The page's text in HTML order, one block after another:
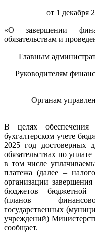
от 1 декабря
«О завершении
обязательствам и
Главным
Руководителям
Органам
В целях
бухгалтерском учете
2025 год достоверных
обязательствах по
в том числе
платежа (далее –
организации
бюджетов бюджетной
(планов финансово-
государственных
учреждений)
сообщает.